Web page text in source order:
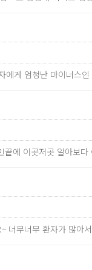
게 엄청난 마이너스
에 이곳저곳 알아보
너무너무 환자가 많아